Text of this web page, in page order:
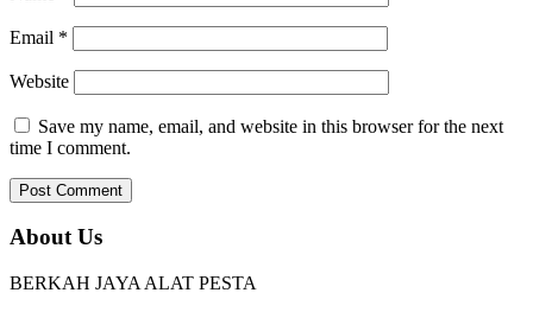
Email *
Website
Save my name, email, and website in this browser for the next
time I comment.
About Us
BERKAH JAYA ALAT PESTA